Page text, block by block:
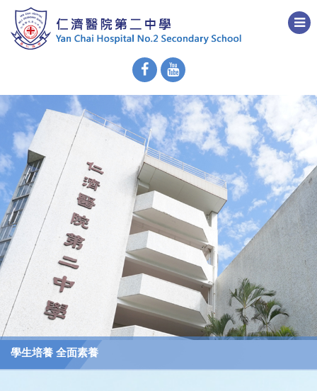
學生培養 全面素養